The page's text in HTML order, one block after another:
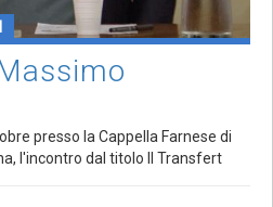
presso la Cappella Farnese di
l'incontro dal titolo Il Transfert